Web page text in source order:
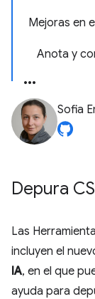
Mejoras en
Anota y
Sofia
Depura
Las
incluyen el
IA, en el que
ayuda para